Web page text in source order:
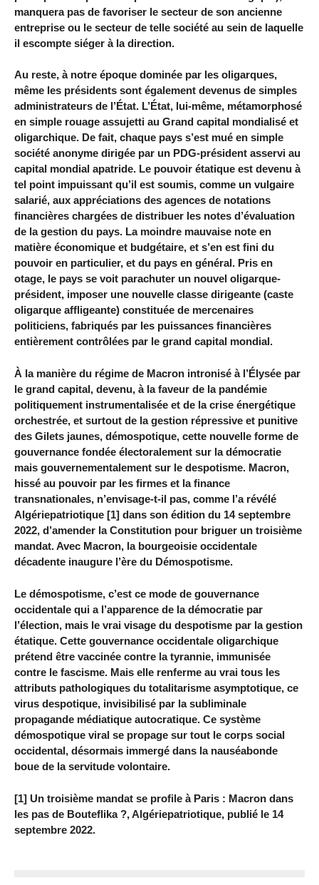
manquera pas de favoriser le secteur de son ancienne
entreprise ou le secteur de telle société au sein de laquelle
il escompte siéger à la direction.
Au reste, à notre époque dominée par les oligarques,
même les présidents sont également devenus de simples
administrateurs de l’État. L’État, lui-même, métamorphosé
en simple rouage assujetti au Grand capital mondialisé et
oligarchique. De fait, chaque pays s’est mué en simple
société anonyme dirigée par un PDG-président asservi au
capital mondial apatride. Le pouvoir étatique est devenu à
tel point impuissant qu’il est soumis, comme un vulgaire
salarié, aux appréciations des agences de notations
financières chargées de distribuer les notes d’évaluation
de la gestion du pays. La moindre mauvaise note en
matière économique et budgétaire, et s’en est fini du
pouvoir en particulier, et du pays en général. Pris en
otage, le pays se voit parachuter un nouvel oligarque-
président, imposer une nouvelle classe dirigeante (caste
oligarque affligeante) constituée de mercenaires
politiciens, fabriqués par les puissances financières
entièrement contrôlées par le grand capital mondial.
À la manière du régime de Macron intronisé à l’Élysée par
le grand capital, devenu, à la faveur de la pandémie
politiquement instrumentalisée et de la crise énergétique
orchestrée, et surtout de la gestion répressive et punitive
des Gilets jaunes, démospotique, cette nouvelle forme de
gouvernance fondée électoralement sur la démocratie
mais gouvernementalement sur le despotisme. Macron,
hissé au pouvoir par les firmes et la finance
transnationales, n’envisage-t-il pas, comme l’a révélé
Algériepatriotique [1] dans son édition du 14 septembre
2022, d’amender la Constitution pour briguer un troisième
mandat. Avec Macron, la bourgeoisie occidentale
décadente inaugure l’ère du Démospotisme.
Le démospotisme, c’est ce mode de gouvernance
occidentale qui a l’apparence de la démocratie par
l’élection, mais le vrai visage du despotisme par la gestion
étatique. Cette gouvernance occidentale oligarchique
prétend être vaccinée contre la tyrannie, immunisée
contre le fascisme. Mais elle renferme au vrai tous les
attributs pathologiques du totalitarisme asymptotique, ce
virus despotique, invisibilisé par la subliminale
propagande médiatique autocratique. Ce système
démospotique viral se propage sur tout le corps social
occidental, désormais immergé dans la nauséabonde
boue de la servitude volontaire.
[1] Un troisième mandat se profile à Paris : Macron dans
les pas de Bouteflika ?, Algériepatriotique, publié le 14
septembre 2022.